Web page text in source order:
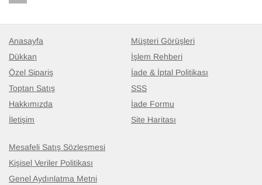
Anasayfa
Dükkan
Özel Sipariş
Toptan Satış
Hakkımızda
İletişim
Müşteri Görüşleri
İşlem Rehberi
İade & İptal Politikası
SSS
İade Formu
Site Haritası
Mesafeli Satış Sözleşmesi
Kişisel Veriler Politikası
Genel Aydınlatma Metni